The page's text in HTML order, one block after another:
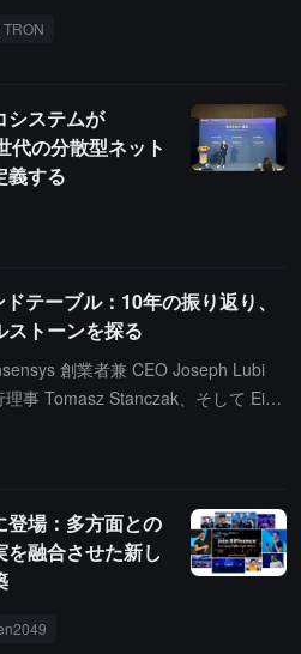
Cuculachi、Core 建
インステージの講
て、AID は AI と De
践を示しました。
システムが
代の分散型ネット
義する
テーブル：10年の振り返り、
ストーンを探る
創業者兼 CEO Joseph Lubi
事 Tomasz Stanczak、そして Eige
Next Frontier」パネルディスカ
返り、そのスローガンが「銀行を殺
した。しかし、イーサリアムの最大
選択し、暗号無政府主義者と大手銀
り込むことに成功したことです。彼
が 85% のトークンをエコシステム
場：多方面との
融合させた新し